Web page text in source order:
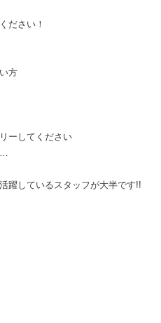
ださい！
方
ーしてください
躍しているスタッフが大半です!!